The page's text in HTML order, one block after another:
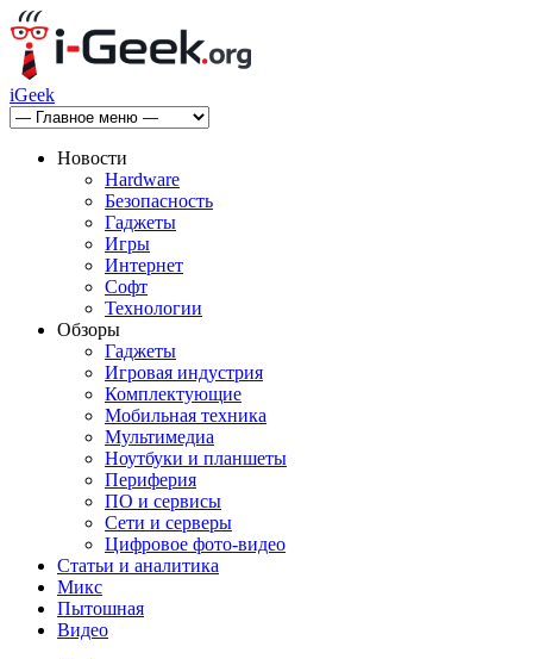
iGeek
Новости
Hardware
Безопасность
Гаджеты
Игры
Интернет
Софт
Технологии
Обзоры
Гаджеты
Игровая индустрия
Комплектующие
Мобильная техника
Мультимедиа
Ноутбуки и планшеты
Периферия
ПО и сервисы
Сети и серверы
Цифровое фото-видео
Статьи и аналитика
Микс
Пытошная
Видео